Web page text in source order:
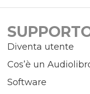
Diventa utente
Cos’è un
Software